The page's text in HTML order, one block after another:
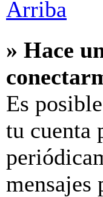
Arriba
» Hace
Es
tu cuenta
mensajes